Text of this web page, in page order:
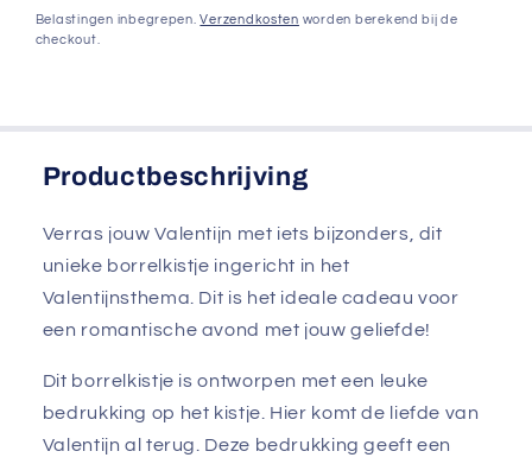
prijs
Belastingen inbegrepen.Verzendkosten worden berekend bij de
checkout.
Productbeschrijving
Verras jouw Valentijn met iets bijzonders, dit
unieke borrelkistje ingericht in het
Valentijnsthema. Dit is het ideale cadeau voor
een romantische avond met jouw geliefde!
Dit borrelkistje is ontworpen met een leuke
bedrukking op het kistje. Hier komt de liefde van
Valentijn al terug. Deze bedrukking geeft een